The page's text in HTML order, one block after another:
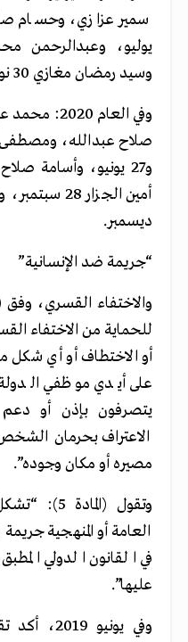
وسيد رمضان مغازي 30 نوفمبر.
ديسمبر.
“جريمة ضد الإنسانية”
للحماية من الاختفاء
أو الاختطاف أو أي شكل
على أيدي موظفي
يتصرفون بإذن أو
الاعتراف بحرمان
مصيره أو مكان وجوده”.
وتقول
العامة أو المنهجية
في القانون الدولي
عليها”.
وفي يونيو